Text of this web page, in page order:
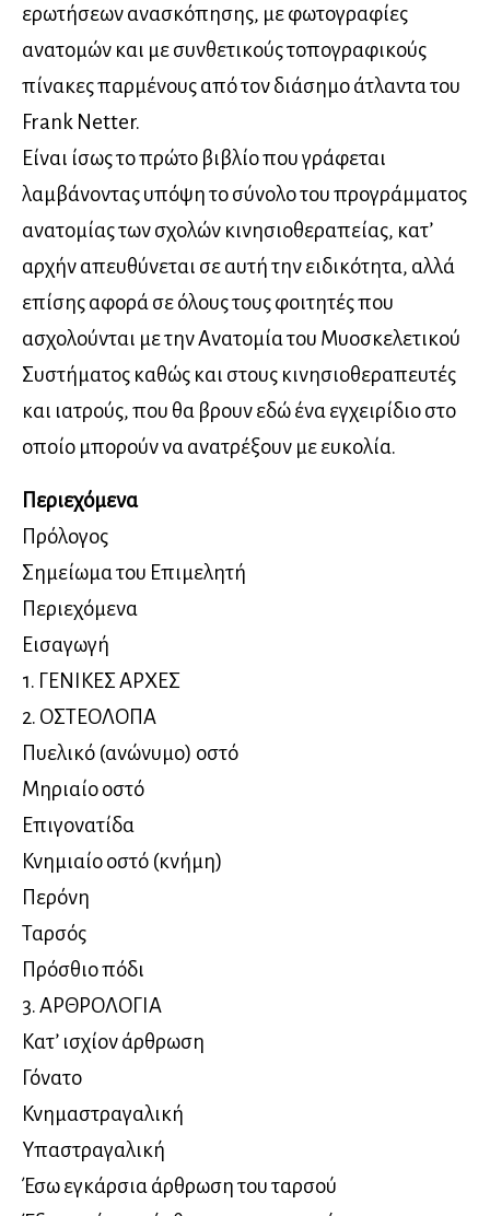
ερωτήσεων ανασκόπησης, με φωτογραφίες
ανατομών και με συνθετικούς τοπογραφικούς
πίνακες παρμένους από τον διάσημο άτλαντα του
Frank Netter.
Είναι ίσως το πρώτο βιβλίο που γράφεται
λαμβάνοντας υπόψη το σύνολο του προγράμματος
ανατομίας των σχολών κινησιοθεραπείας, κατ’
αρχήν απευθύνεται σε αυτή την ειδικότητα, αλλά
επίσης αφορά σε όλους τους φοιτητές που
ασχολούνται με την Ανατομία του Μυοσκελετικού
Συστήματος καθώς και στους κινησιοθεραπευτές
και ιατρούς, που θα βρουν εδώ ένα εγχειρίδιο στο
οποίο μπορούν να ανατρέξουν με ευκολία.
Περιεχόμενα
Πρόλογος
Σημείωμα του Επιμελητή
Περιεχόμενα
Εισαγωγή
1. ΓΕΝΙΚΕΣ ΑΡΧΕΣ
2. ΟΣΤΕΟΛΟΠΑ
Πυελικό (ανώνυμο) οστό
Μηριαίο οστό
Επιγονατίδα
Κνημιαίο οστό (κνήμη)
Περόνη
Ταρσός
Πρόσθιο πόδι
3. ΑΡΘΡΟΛΟΓΙΑ
Κατ’ ισχίον άρθρωση
Γόνατο
Κνημαστραγαλική
Υπαστραγαλική
Έσω εγκάρσια άρθρωση του ταρσού